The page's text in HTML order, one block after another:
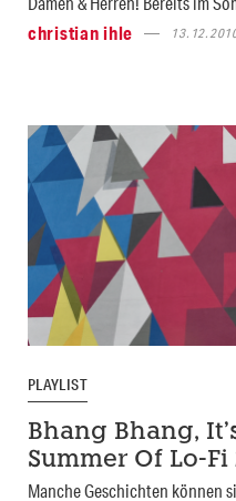
christian ihle
PLAYLIST
Bhang Bhang,
Summer Of Lo-Fi
Manche Geschichten können